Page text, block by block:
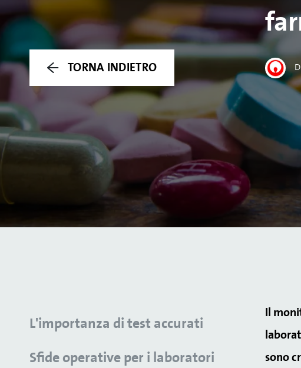
TORNA INDIETRO
L'importanza di test accurati
Sfide operative per i laboratori
Il
sono